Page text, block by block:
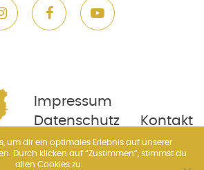
Impressum
Datenschutz
Kontakt
um dir ein optimales Erlebnis auf unserer
Durch klicken auf “Zustimmen”, stimmst du
allen Cookies zu.